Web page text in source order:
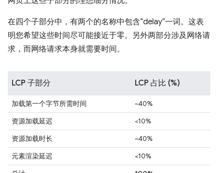
在四个子部分中，有两个的名称中包含“delay”一词。这表
明您希望这些时间尽可能接近于零。另外两部分涉及网络请
求，而网络请求本身就需要时间。
LCP 子部分 LCP 占比 (%)
加载第一个字节所需时间
~40%
资源加载延迟
<10%
资源加载时长
~40%
元素渲染延迟
<10%